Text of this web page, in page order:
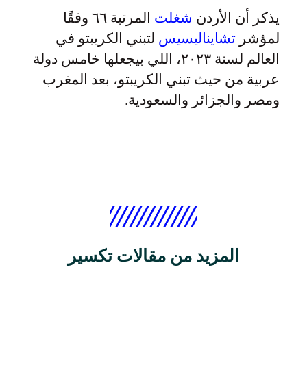
يذكر أن الأردن شغلت
المرتبة ٦٦ وفقًا
لمؤشر تشايناليسيس لتبني الكريبتو في
العالم لسنة ٢٠٢٣، اللي بيجعلها خامس دولة
عربية من حيث تبني الكريبتو، بعد المغرب
ومصر والجزائر والسعودية.
المزيد من مقالات تكسير